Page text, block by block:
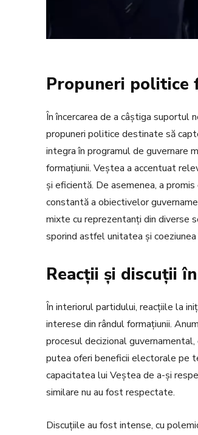
Propuneri politice
În încercarea de a câștiga suportul
propuneri politice destinate să
integra în programul de guvernare
formațiunii. Veștea a accentuat
și eficientă. De asemenea, a
constantă a obiectivelor
mixte cu reprezentanți din diverse
sporind astfel unitatea și
Reacții și discuții
În interiorul partidului, reacțiile la
interese din rândul formațiunii.
procesul decizional
putea oferi beneficii electorale pe
capacitatea lui Veștea de a-și
similare nu au fost respectate.
Discuțiile au fost intense, cu